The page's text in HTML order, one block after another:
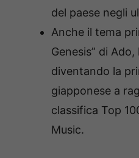
del paese negli
Anche il tema
Genesis” di
diventando la
giapponese a
classifica Top
Music.